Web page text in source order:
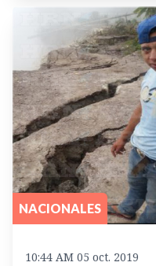
NACIONALES
10:44 AM 05 oct. 2019